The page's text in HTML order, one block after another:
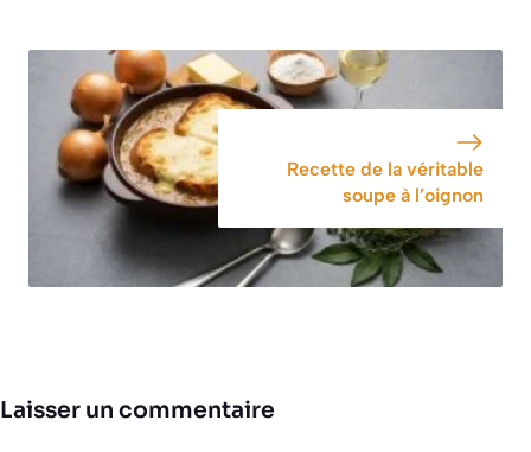
Recette de la véritable
soupe à l’oignon
Laisser un commentaire